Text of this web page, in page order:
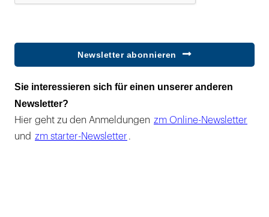
Newsletter abonnieren
Sie interessieren sich für einen unserer anderen
Newsletter?
Hier geht zu den Anmeldungen zm Online-Newsletter
und zm starter-Newsletter .